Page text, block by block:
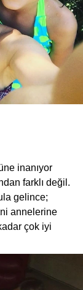
inanıyor
farklı değil.
gelince;
annelerine
çok iyi